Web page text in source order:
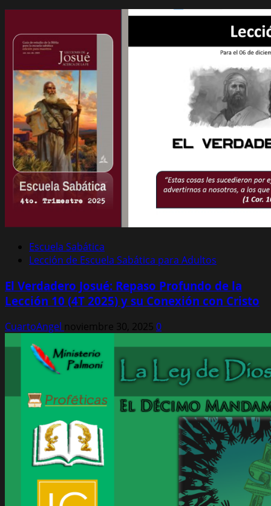
Escuela Sabática
Lección de Escuela Sabática para Adultos
El Verdadero Josué: Repaso Profundo de la
Lección 10 (4T 2025) y su Conexión con Cristo
CuartoAngel noviembre 30, 2025 0